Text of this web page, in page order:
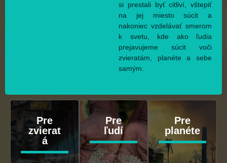
si prestali byť citliví, vštepiť
na jej miesto súcit a
nakoniec vzdelávať smerom
k svetu, kde ako ľudia
prejavujeme súcit voči
zvieratám, planéte a sebe
samým.
Pre
zvierat
á
Pre
ľudí
Pre
planéte